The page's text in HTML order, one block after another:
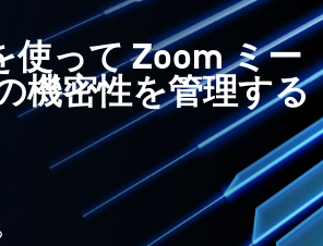
使って Zoom ミー
機密性を管理する